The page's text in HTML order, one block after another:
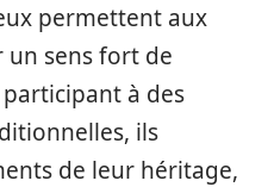
permettent aux
un sens fort de
à des
ils
de leur héritage,